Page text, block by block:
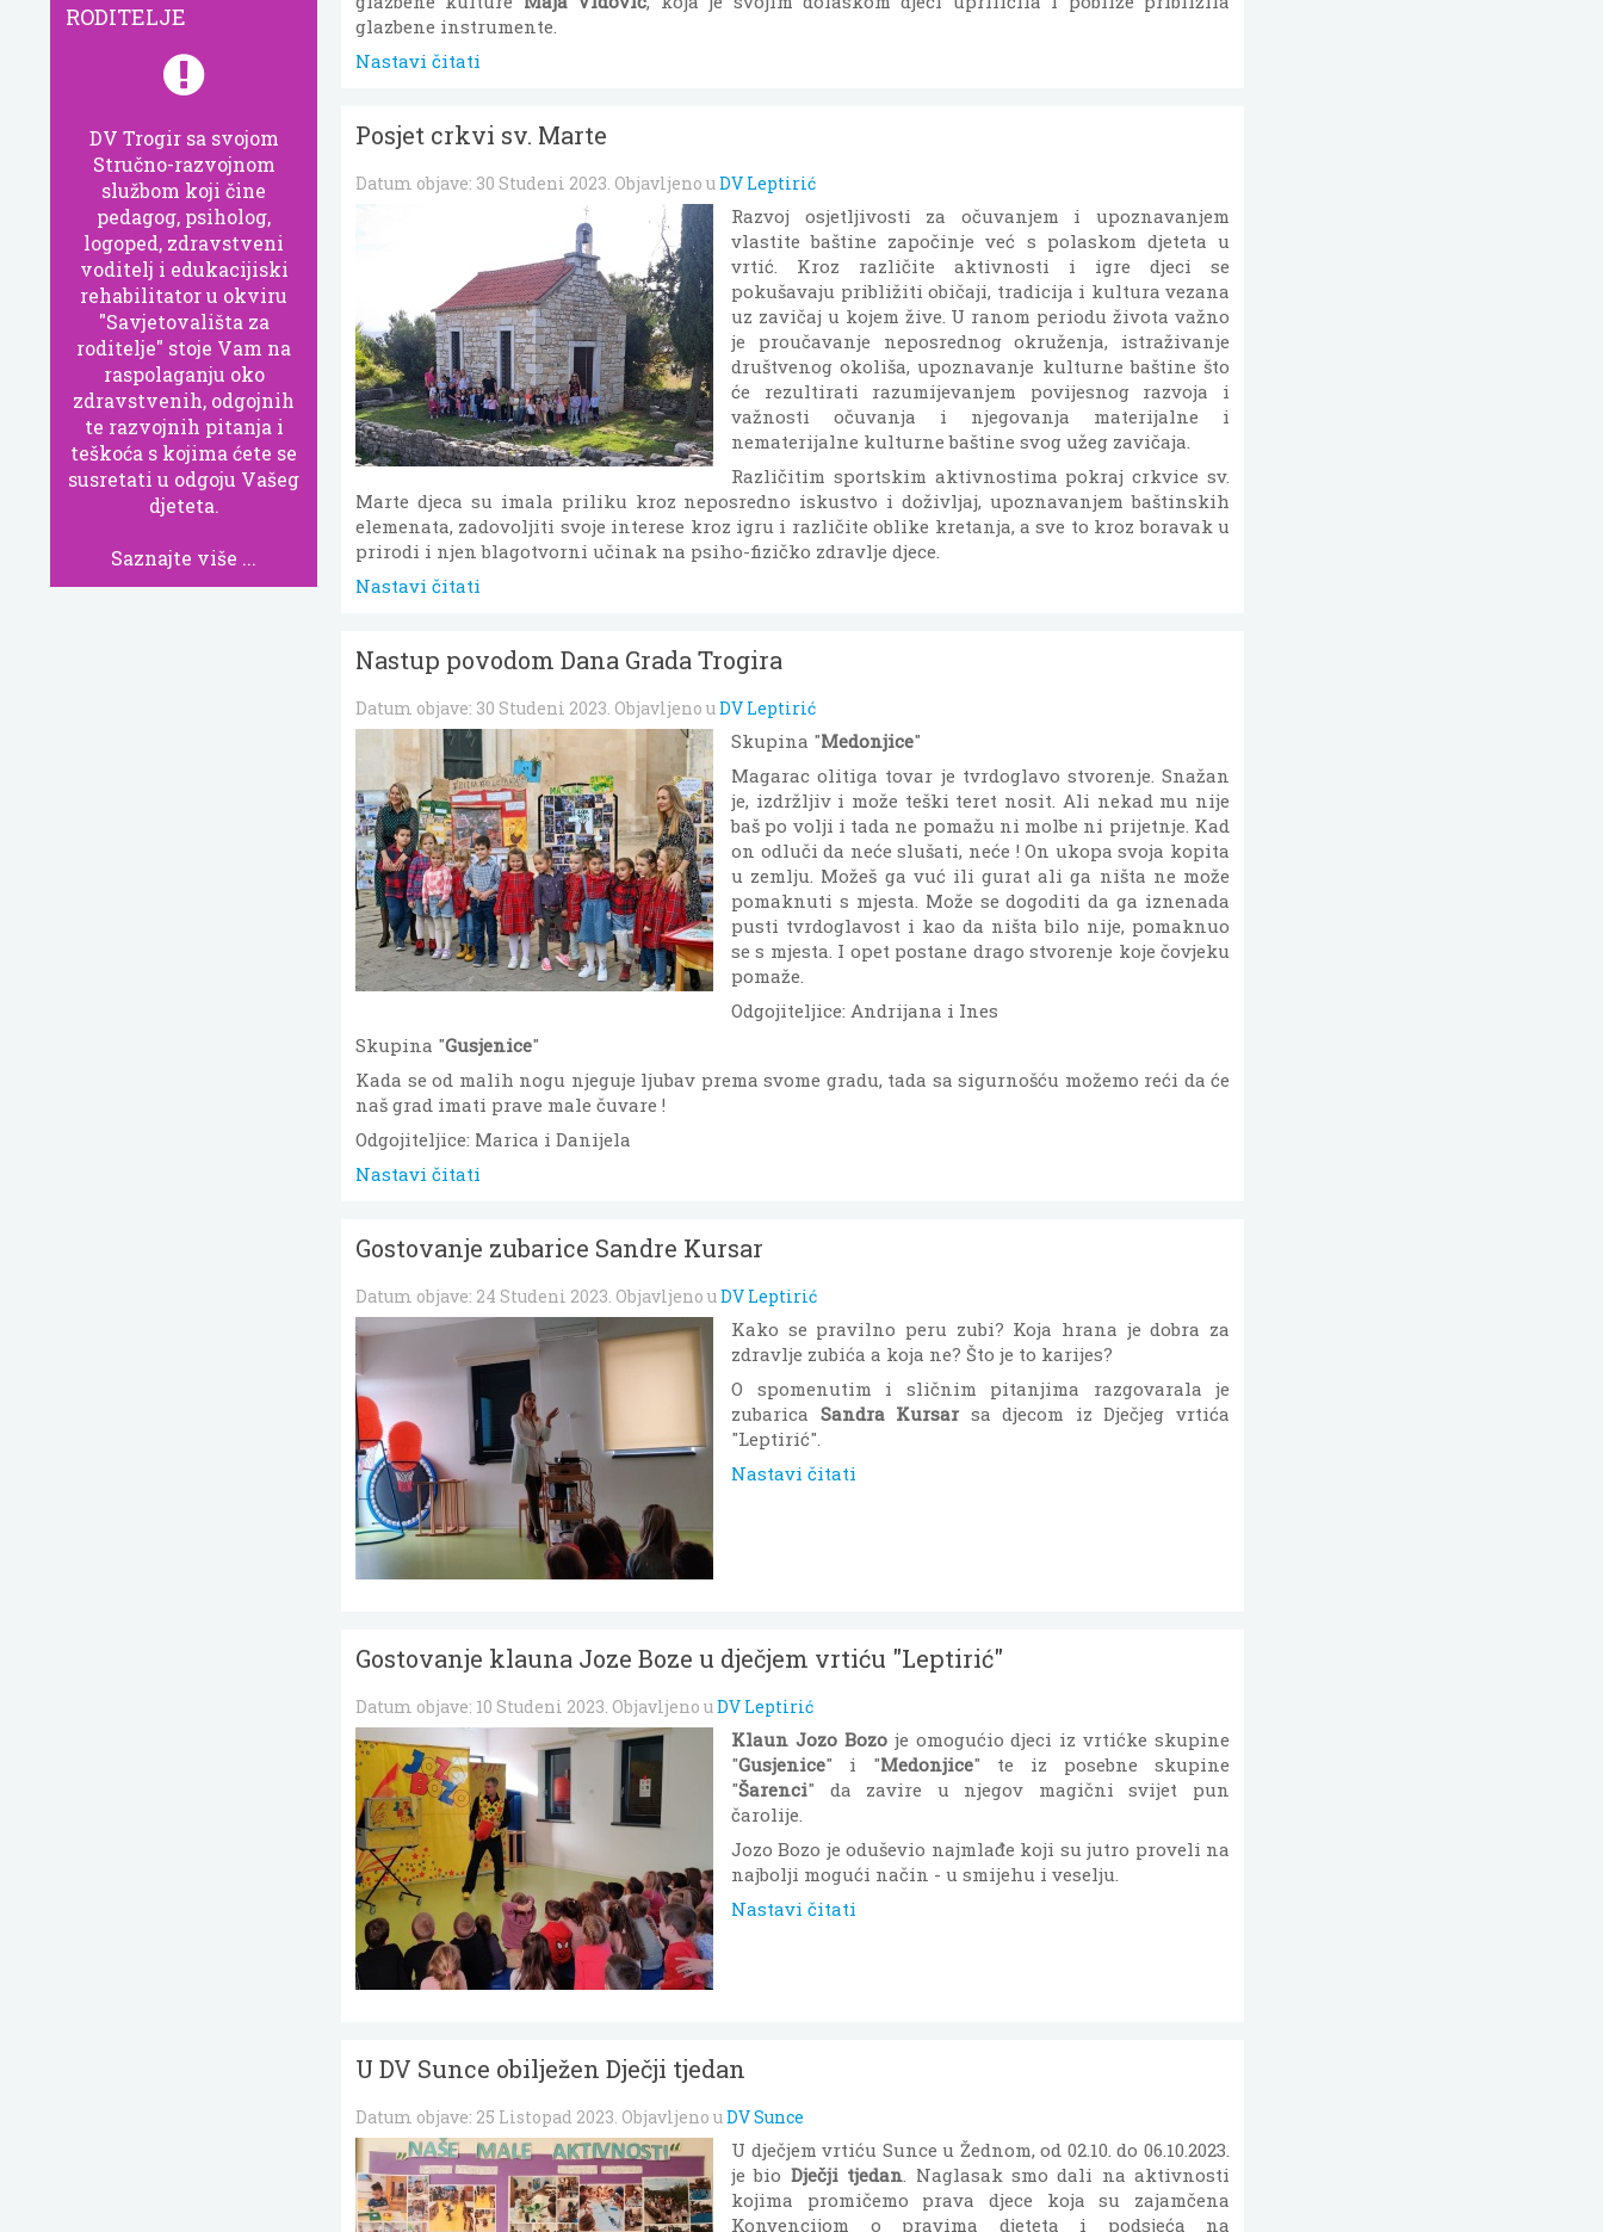
glazbene instrumente.
Nastavi čitati
Posjet crkvi sv. Marte
Datum objave: 30 Studeni 2023. Objavljeno uDV Leptirić
Razvoj osjetljivosti za očuvanjem i upoznavanjem
vlastite baštine započinje već s polaskom djeteta u
vrtić. Kroz različite aktivnosti i igre djeci se
pokušavaju približiti običaji, tradicija i kultura vezana
uz zavičaj u kojem žive. U ranom periodu života važno
je proučavanje neposrednog okruženja, istraživanje
društvenog okoliša, upoznavanje kulturne baštine što
će rezultirati razumijevanjem povijesnog razvoja i
važnosti očuvanja i njegovanja materijalne i
nematerijalne kulturne baštine svog užeg zavičaja.
Različitim sportskim aktivnostima pokraj crkvice sv.
Marte djeca su imala priliku kroz neposredno iskustvo i doživljaj, upoznavanjem baštinskih
elemenata, zadovoljiti svoje interese kroz igru i različite oblike kretanja, a sve to kroz boravak u
prirodi i njen blagotvorni učinak na psiho-fizičko zdravlje djece.
Nastavi čitati
Nastup povodom Dana Grada Trogira
Datum objave: 30 Studeni 2023. Objavljeno uDV Leptirić
Skupina "Medonjice"
Magarac olitiga tovar je tvrdoglavo stvorenje. Snažan
je, izdržljiv i može teški teret nosit. Ali nekad mu nije
baš po volji i tada ne pomažu ni molbe ni prijetnje. Kad
on odluči da neće slušati, neće ! On ukopa svoja kopita
u zemlju. Možeš ga vuć ili gurat ali ga ništa ne može
pomaknuti s mjesta. Može se dogoditi da ga iznenada
pusti tvrdoglavost i kao da ništa bilo nije, pomaknuo
se s mjesta. I opet postane drago stvorenje koje čovjeku
pomaže.
Odgojiteljice: Andrijana i Ines
Skupina "Gusjenice"
Kada se od malih nogu njeguje ljubav prema svome gradu, tada sa sigurnošću možemo reći da će
naš grad imati prave male čuvare !
Odgojiteljice: Marica i Danijela
Nastavi čitati
Gostovanje zubarice Sandre Kursar
Datum objave: 24 Studeni 2023. Objavljeno uDV Leptirić
Kako se pravilno peru zubi? Koja hrana je dobra za
zdravlje zubića a koja ne? Što je to karijes?
O spomenutim i sličnim pitanjima razgovarala je
zubarica Sandra Kursar sa djecom iz Dječjeg vrtića
"Leptirić".
Nastavi čitati
Gostovanje klauna Joze Boze u dječjem vrtiću "Leptirić"
Datum objave: 10 Studeni 2023. Objavljeno uDV Leptirić
Klaun Jozo Bozoje omogućio djeci iz vrtićke skupine
"Gusjenice" i "Medonjice" te iz posebne skupine
"Šarenci" da zavire u njegov magični svijet pun
čarolije.
Jozo Bozo je oduševio najmlađe koji su jutro proveli na
najbolji mogući način - u smijehu i veselju.
Nastavi čitati
U DV Sunce obilježen Dječji tjedan
Datum objave: 25 Listopad 2023. Objavljeno uDV Sunce
U dječjem vrtiću Sunce u Žednom, od 02.10. do 06.10.2023.
je bio Dječji tjedan. Naglasak smo dali na aktivnosti
kojima promičemo prava djece koja su zajamčena
Konvencijom o pravima djeteta i podsjeća na
RODITELJE
DV Trogir sa svojom
Stručno-razvojnom
službom koji čine
pedagog, psiholog,
logoped, zdravstveni
voditelj i edukacijiski
rehabilitator u okviru
"Savjetovališta za
roditelje" stoje Vam na
raspolaganju oko
zdravstvenih, odgojnih
te razvojnih pitanja i
teškoća s kojima ćete se
susretati u odgoju Vašeg
djeteta.
Saznajte više ...